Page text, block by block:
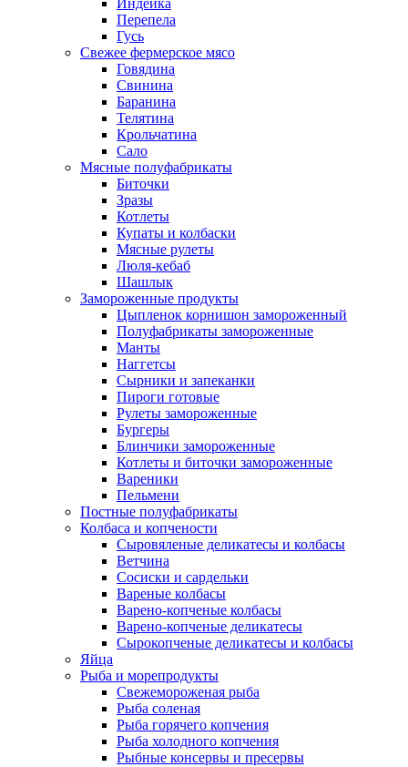
Индейка
Перепела
Гусь
Свежее фермерское мясо
Говядина
Свинина
Баранина
Телятина
Крольчатина
Сало
Мясные полуфабрикаты
Биточки
Зразы
Котлеты
Купаты и колбаски
Мясные рулеты
Люля-кебаб
Шашлык
Замороженные продукты
Цыпленок корнишон замороженный
Полуфабрикаты замороженные
Манты
Наггетсы
Сырники и запеканки
Пироги готовые
Рулеты замороженные
Бургеры
Блинчики замороженные
Котлеты и биточки замороженные
Вареники
Пельмени
Постные полуфабрикаты
Колбаса и копчености
Сыровяленые деликатесы и колбасы
Ветчина
Сосиски и сардельки
Вареные колбасы
Варено-копченые колбасы
Варено-копченые деликатесы
Сырокопченые деликатесы и колбасы
Яйца
Рыба и морепродукты
Свежемороженая рыба
Рыба соленая
Рыба горячего копчения
Рыба холодного копчения
Рыбные консервы и пресервы